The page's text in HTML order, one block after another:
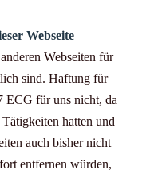
Webseite
Webseiten für
sind. Haftung für
ECG für uns nicht, da
hatten und
auch bisher nicht
entfernen würden,